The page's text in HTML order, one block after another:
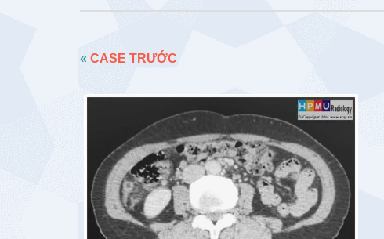
« CASE TRƯỚC